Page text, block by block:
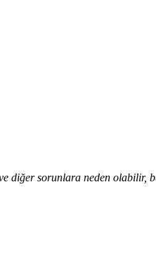
ve diğer sorunlara neden olabilir,